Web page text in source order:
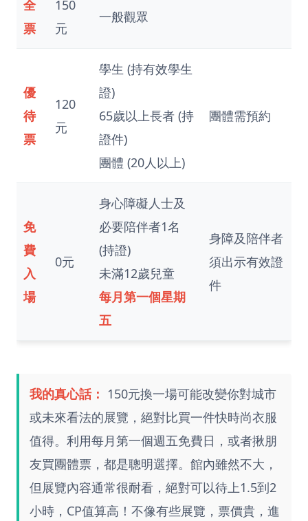
全
票
150
元
一般觀眾
優
待
票
120
元
學生 (持有效學生
證)
65歲以上長者 (持
證件)
團體 (20人以上)
團體需預約
免
費
入
場
0元
身心障礙人士及
必要陪伴者1名
(持證)
未滿12歲兒童
每月第一個星期
五
身障及陪伴者
須出示有效證
件
我的真心話： 150元換一場可能改變你對城市
或未來看法的展覽，絕對比買一件快時尚衣服
值得。利用每月第一個週五免費日，或者揪朋
友買團體票，都是聰明選擇。館內雖然不大，
但展覽內容通常很耐看，絕對可以待上1.5到2
小時，CP值算高！不像有些展覽，票價貴，進